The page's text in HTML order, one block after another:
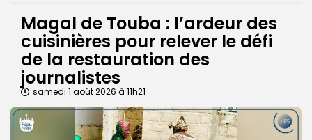
Magal de Touba : l’ardeur des
cuisinières pour relever le défi
de la restauration des
journalistes
samedi 1 août 2026 à 11h21